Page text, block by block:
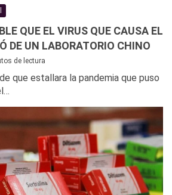
QUE EL VIRUS QUE CAUSA EL
DE UN LABORATORIO CHINO
de lectura
que estallara la pandemia que puso